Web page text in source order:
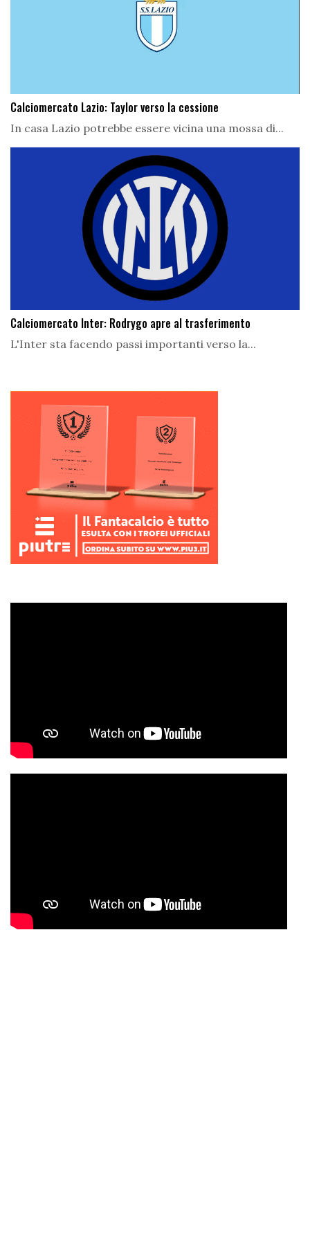
Calciomercato Lazio: Taylor verso la cessione
In casa Lazio potrebbe essere vicina una mossa di...
Calciomercato Inter: Rodrygo apre al trasferimento
L'Inter sta facendo passi importanti verso la...